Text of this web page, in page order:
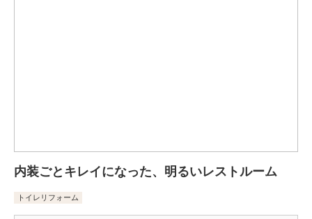
内装ごとキレイになった、明るいレストルーム
トイレリフォーム